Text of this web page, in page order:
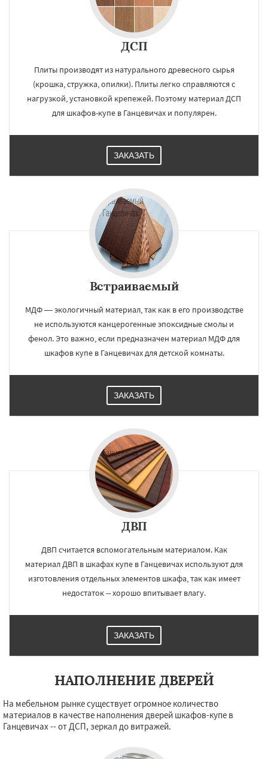
ДСП
Плиты производят из натурального древесного сырья
(крошка, стружка, опилки). Плиты легко справляются с
нагрузкой, установкой крепежей. Поэтому материал ДСП
для шкафов-купе в Ганцевичах и популярен.
ЗАКАЗАТЬ
Встраиваемый
МДФ — экологичный материал, так как в его производстве
не используются канцерогенные эпоксидные смолы и
фенол. Это важно, если предназначен материал МДФ для
шкафов купе в Ганцевичах для детской комнаты.
ЗАКАЗАТЬ
ДВП
ДВП считается вспомогательным материалом. Как
материал ДВП в шкафах купе в Ганцевичах используют для
изготовления отдельных элементов шкафа, так как имеет
недостаток -- хорошо впитывает влагу.
ЗАКАЗАТЬ
НАПОЛНЕНИЕ ДВЕРЕЙ
На мебельном рынке существует огромное количество
материалов в качестве наполнения дверей шкафов-купе в
Ганцевичах -- от ДСП, зеркал до витражей.